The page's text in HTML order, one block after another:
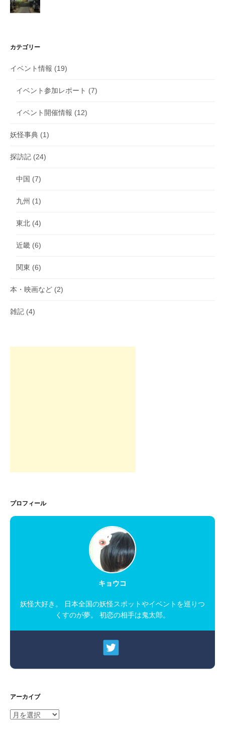
カテゴリー
イベント情報 (19)
イベント参加レポート (7)
イベント開催情報 (12)
妖怪事典 (1)
探訪記 (24)
中国 (7)
九州 (1)
東北 (4)
近畿 (6)
関東 (6)
本・映画など (2)
雑記 (4)
プロフィール
キョウコ
妖怪大好き。 日本全国の妖怪スポットやイベントを巡りつ
くすのが夢。 初恋の相手は鬼太郎。
アーカイブ
ア